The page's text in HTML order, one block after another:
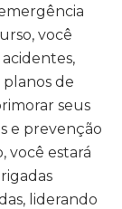
você
de
seus
e prevenção
você estará
liderando